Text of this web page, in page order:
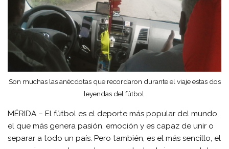
Son muchas las anécdotas que recordaron durante el viaje estas dos
leyendas del fútbol.
MÉRIDA – El fútbol es el deporte más popular del mundo,
el que más genera pasión, emoción y es capaz de unir o
separar a todo un país. Pero también, es el más sencillo, el